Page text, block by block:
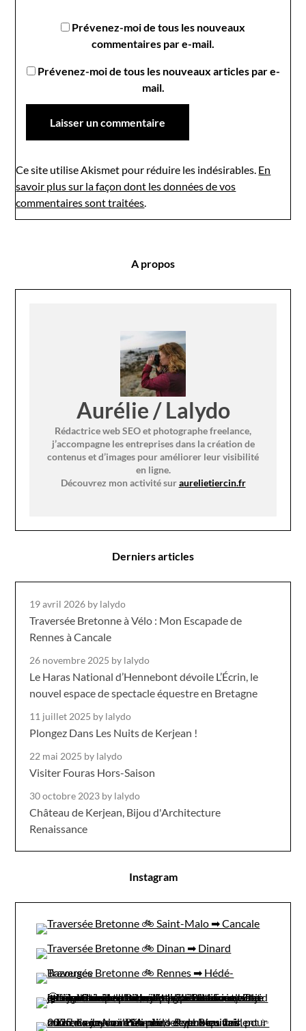
Prévenez-moi de tous les nouveaux
commentaires par e-mail.
Prévenez-moi de tous les nouveaux articles par e-
mail.
Ce site utilise Akismet pour réduire les indésirables. En
savoir plus sur la façon dont les données de vos
commentaires sont traitées.
A propos
Aurélie / Lalydo
Rédactrice web SEO et photographe freelance,
j’accompagne les entreprises dans la création de
contenus et d’images pour améliorer leur visibilité
en ligne.
Découvrez mon activité suraurelietiercin.fr
Derniers articles
19 avril 2026 by lalydo
Traversée Bretonne à Vélo : Mon Escapade de
Rennes à Cancale
26 novembre 2025 by lalydo
Le Haras National d’Hennebont dévoile L’Écrin, le
nouvel espace de spectacle équestre en Bretagne
11 juillet 2025 by lalydo
Plongez Dans Les Nuits de Kerjean !
22 mai 2025 by lalydo
Visiter Fouras Hors-Saison
30 octobre 2023 by lalydo
Château de Kerjean, Bijou d'Architecture
Renaissance
Instagram